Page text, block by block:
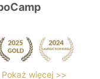
Pokaż więcej >>